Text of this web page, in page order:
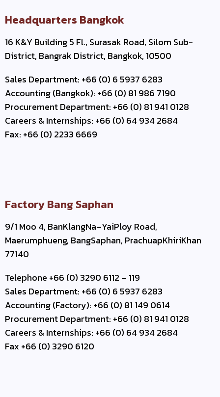
Headquarters Bangkok
16 K&Y Building 5 Fl., Surasak Road, Silom Sub-
District, Bangrak District, Bangkok, 10500
Sales Department: +66 (0) 6 5937 6283
Accounting (Bangkok): +66 (0) 81 986 7190
Procurement Department: +66 (0) 81 941 0128
Careers & Internships: +66 (0) 64 934 2684
Fax: +66 (0) 2233 6669
Factory Bang Saphan
9/1 Moo 4, BanKlangNa–YaiPloy Road,
Maerumphueng, BangSaphan, PrachuapKhiriKhan
77140
Telephone +66 (0) 3290 6112 – 119
Sales Department: +66 (0) 6 5937 6283
Accounting (Factory): +66 (0) 81 149 0614
Procurement Department: +66 (0) 81 941 0128
Careers & Internships: +66 (0) 64 934 2684
Fax +66 (0) 3290 6120